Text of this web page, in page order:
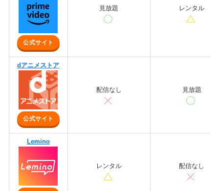
公式サイト
見放題 レンタル
dアニメストア
公式サイト
配信なし 見放題
Lemino
レンタル 配信なし